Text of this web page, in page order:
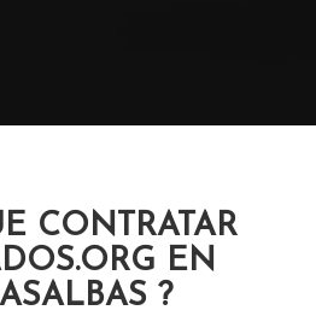
CONTRATAR
EN
?